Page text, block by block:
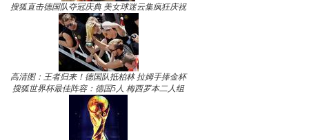
搜狐直击德国队夺冠庆典 美女球迷云集疯狂庆祝
高清图：王者归来！德国队抵柏林 拉姆手捧金杯
搜狐世界杯最佳阵容：德国5人 梅西罗本二人组